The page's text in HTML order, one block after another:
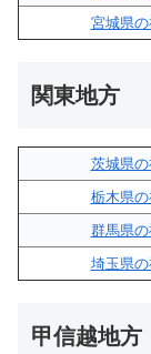
宮城県の
関東地方
茨城県の
栃木県の
群馬県の
埼玉県の
甲信越地方